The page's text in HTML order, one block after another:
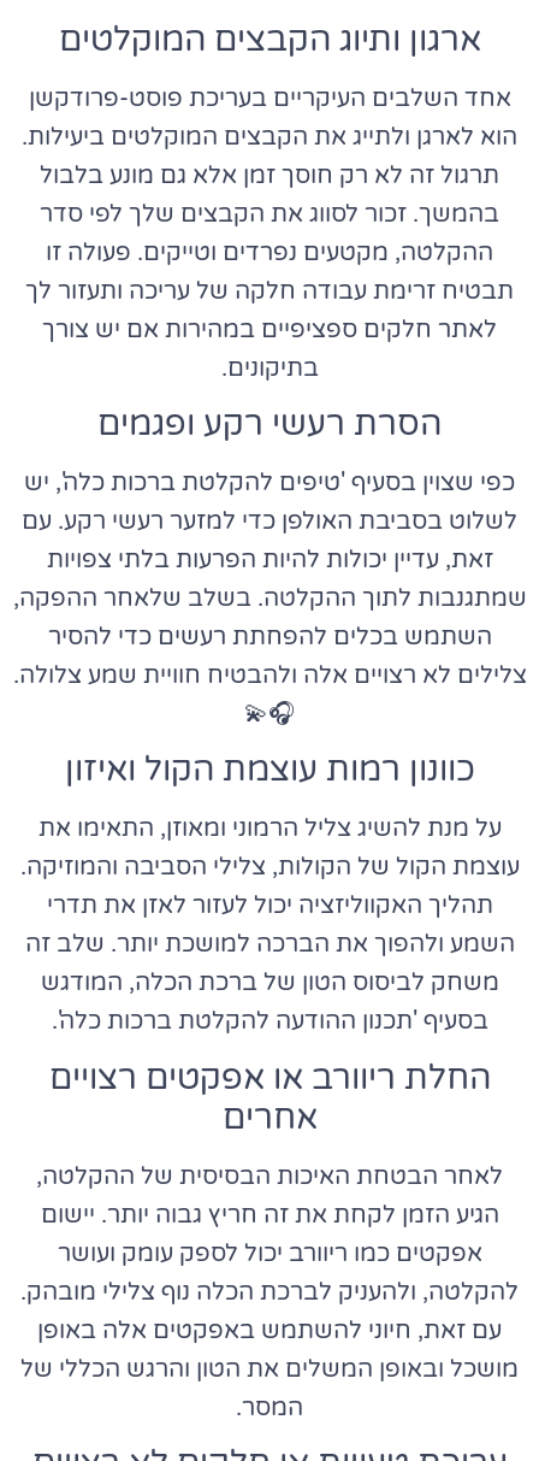
ארגון ותיוג הקבצים המוקלטים
אחד השלבים העיקריים בעריכת פוסט-פרודקשן
הוא לארגן ולתייג את הקבצים המוקלטים ביעילות.
תרגול זה לא רק חוסך זמן אלא גם מונע בלבול
בהמשך. זכור לסווג את הקבצים שלך לפי סדר
ההקלטה, מקטעים נפרדים וטייקים. פעולה זו
תבטיח זרימת עבודה חלקה של עריכה ותעזור לך
לאתר חלקים ספציפיים במהירות אם יש צורך
בתיקונים.
הסרת רעשי רקע ופגמים
כפי שצוין בסעיף 'טיפים להקלטת ברכות כלה', יש
לשלוט בסביבת האולפן כדי למזער רעשי רקע. עם
זאת, עדיין יכולות להיות הפרעות בלתי צפויות
שמתגנבות לתוך ההקלטה. בשלב שלאחר ההפקה,
השתמש בכלים להפחתת רעשים כדי להסיר
צלילים לא רצויים אלה ולהבטיח חוויית שמע צלולה.
🎧💫
כוונון רמות עוצמת הקול ואיזון
על מנת להשיג צליל הרמוני ומאוזן, התאימו את
עוצמת הקול של הקולות, צלילי הסביבה והמוזיקה.
תהליך האקווליזציה יכול לעזור לאזן את תדרי
השמע ולהפוך את הברכה למושכת יותר. שלב זה
משחק לביסוס הטון של ברכת הכלה, המודגש
בסעיף 'תכנון ההודעה להקלטת ברכות כלה'.
החלת ריוורב או אפקטים רצויים
אחרים
לאחר הבטחת האיכות הבסיסית של ההקלטה,
הגיע הזמן לקחת את זה חריץ גבוה יותר. יישום
אפקטים כמו ריוורב יכול לספק עומק ועושר
להקלטה, ולהעניק לברכת הכלה נוף צלילי מובהק.
עם זאת, חיוני להשתמש באפקטים אלה באופן
מושכל ובאופן המשלים את הטון והרגש הכללי של
המסר.